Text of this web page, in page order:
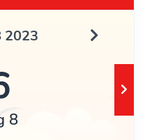
2023
8